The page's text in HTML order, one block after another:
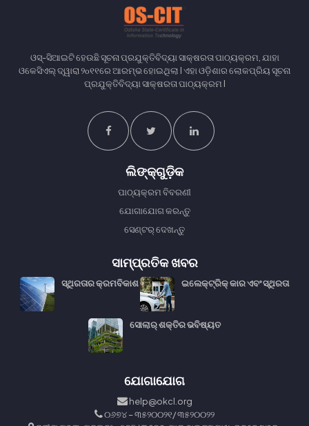
ଓସ୍-ସିଆଇଟି ହେଉଛି ସୂଚନା ପ୍ରଯୁକ୍ତିବିଦ୍ୟା ସାକ୍ଷରତା ପାଠ୍ୟକ୍ରମ, ଯାହା
ଓକେସିଏଲ୍ ଦ୍ୱାରା ୨௦୧୧ରେ ଆରମ୍ଭ ହୋଇଥିଲା I ଏହା ଓଡ଼ିଶାର ଲୋକପ୍ରିୟ ସୂଚନା
ପ୍ରଯୁକ୍ତିବିଦ୍ୟା ସାକ୍ଷରତା ପାଠ୍ୟକ୍ରମ I
ଲିଙ୍କ୍᠎᠎ଗୁଡ଼ିକ
ପାଠ୍ୟକ୍ରମ ବିବରଣୀ
ଯୋଗାଯୋଗ କରନ୍ତୁ
ସେଣ୍ଟର୍ ଦେଖନ୍ତୁ
ସାମ୍ପ୍ରତିକ ଖବର
ସ୍ଥିରତାର କ୍ରମବିକାଶ ଇଲେକ୍ଟ୍ରିକ୍ କାର ଏବଂ ସ୍ଥିରତା
ସୋଲାର୍ ଶକ୍ତିର ଭବିଷ୍ୟତ
ଯୋଗାଯୋଗ
help@okcl.org
୦୬୭୪ – ୩୫୨୦୦୨୧/ ୩୫୨୦୦୨୨